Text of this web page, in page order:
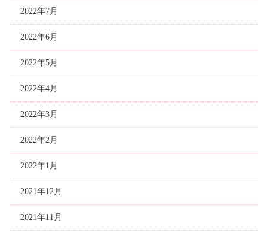
2022年7月
2022年6月
2022年5月
2022年4月
2022年3月
2022年2月
2022年1月
2021年12月
2021年11月